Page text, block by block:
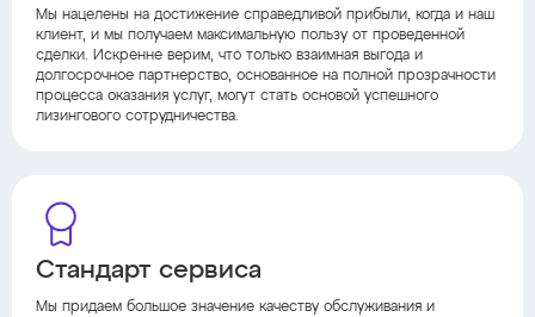
Мы нацелены на достижение справедливой прибыли, когда и наш
клиент, и мы получаем максимальную пользу от проведенной
сделки. Искренне верим, что только взаимная выгода и
долгосрочное партнерство, основанное на полной прозрачности
процесса оказания услуг, могут стать основой успешного
лизингового сотрудничества.
Стандарт сервиса
Мы придаем большое значение качеству обслуживания и